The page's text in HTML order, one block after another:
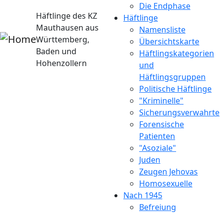
Häftlinge des KZ
Mauthausen aus
Württemberg,
Baden und
Hohenzollern
Die Endphase
Häftlinge
Namensliste
Übersichtskarte
Häftlingskategorien
und
Häftlingsgruppen
Politische Häftlinge
"Kriminelle"
Sicherungsverwahrte
Forensische
Patienten
"Asoziale"
Juden
Zeugen Jehovas
Homosexuelle
Nach 1945
Befreiung